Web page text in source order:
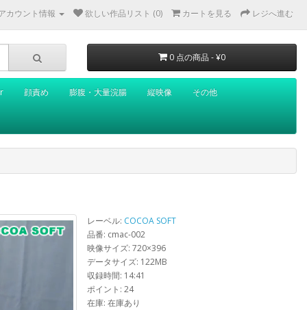
カウント情報 欲しい作品リスト (0) カートを見る レジへ進む
0 点の商品 - ¥0
顔責め 膨腹・大量浣腸 縦映像 その他
レーベル: COCOA SOFT
品番: cmac-002
映像サイズ: 720×396
データサイズ: 122MB
収録時間: 14:41
ポイント: 24
在庫: 在庫あり